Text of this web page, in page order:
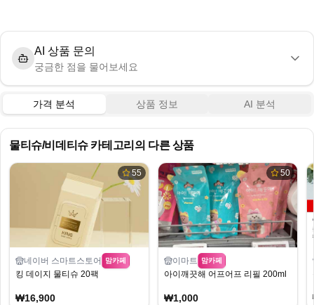
AI 상품 문의
궁금한 점을 물어보세요
가격 분석 상품 정보 AI 분석
물티슈/비데티슈카테고리의 다른 상품
55
네이버 스마트스토어 맘카페
킹 데이지 물티슈 20팩
₩16,900
50
이마트 맘카페
아이깨끗해 어프어프 리필 200ml
₩1,000